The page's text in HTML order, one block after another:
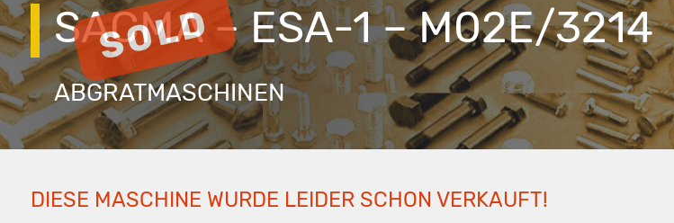
SACMA – ESA-1 – M02E/3214
ABGRATMASCHINEN
DIESE MASCHINE WURDE LEIDER SCHON VERKAUFT!